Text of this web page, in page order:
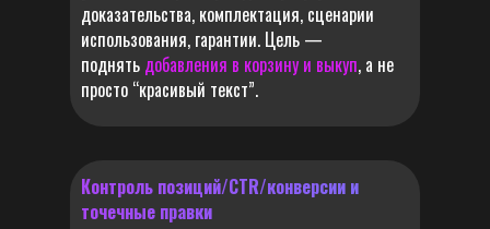
доказательства, комплектация, сценарии
использования, гарантии. Цель —
поднять добавления в корзину и выкуп, а не
просто “красивый текст”.
Контроль позиций/CTR/конверсии и
точечные правки
от 250 руб. / шт
ТОВАРА